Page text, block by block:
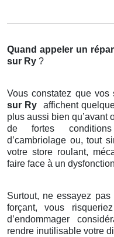
Quand appeler un
sur Ry ?
Vous constatez que vos
sur Ry
affichent
plus aussi bien qu’avant
de fortes
d’cambriolage ou, tout
votre store roulant,
faire face à un
Surtout, ne essayez
forçant, vous
d’endommager
rendre inutilisable votre